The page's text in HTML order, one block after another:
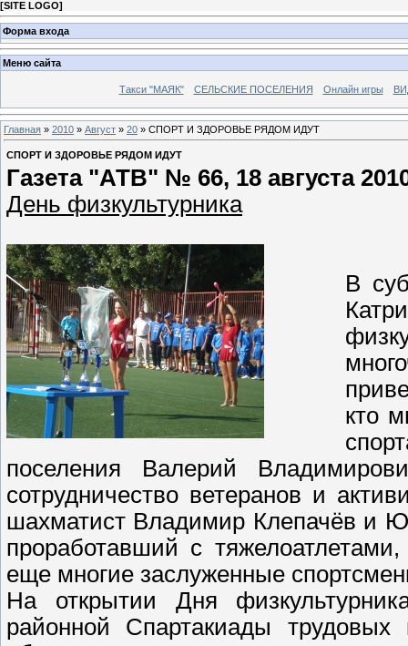
[SITE LOGO]
Форма входа
Меню сайта
Такси "МАЯК" СЕЛЬСКИЕ ПОСЕЛЕНИЯ Онлайн игры
Главная » 2010 » Август » 20 » СПОРТ И ЗДОРОВЬЕ РЯДОМ ИДУТ
СПОРТ И ЗДОРОВЬЕ РЯДОМ ИДУТ
Газета "АТВ" № 66, 18 августа
День физкультурника
В
кто
поселения Валерий
сотрудничество ветеранов и
шахматист Владимир Клепачёв и
проработавший с
еще многие заслуженные
На открытии Дня
районной Спартакиады